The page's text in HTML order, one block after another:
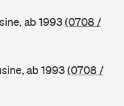
ab 1993(0708 /
ab 1993(0708 /